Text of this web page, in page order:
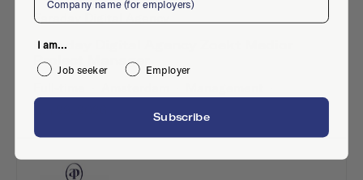
Faraday Digital Agency
Faraday Digital Agency Zoekt Medior
Project Manager
I am...
Job seeker
Employer
Subscribe